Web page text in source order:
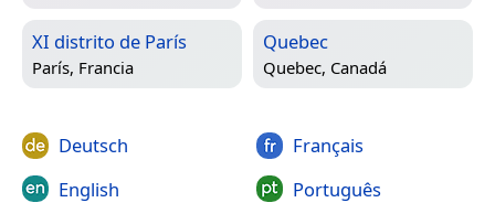
XI distrito de París
París, Francia
Quebec
Quebec, Canadá
Deutsch
English
Français
Português